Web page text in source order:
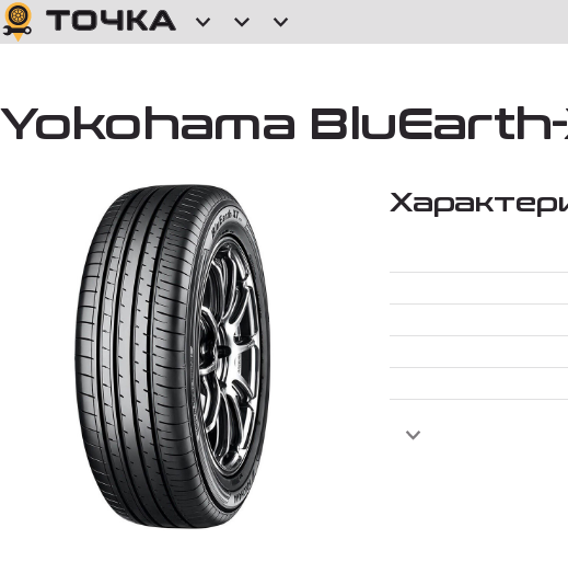
Yokohama BluEarth-